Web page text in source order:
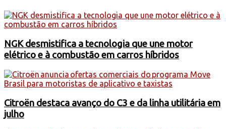
NGK desmistifica a tecnologia que une motor
elétrico e à combustão em carros híbridos
Citroën destaca avanço do C3 e da linha utilitária em
julho